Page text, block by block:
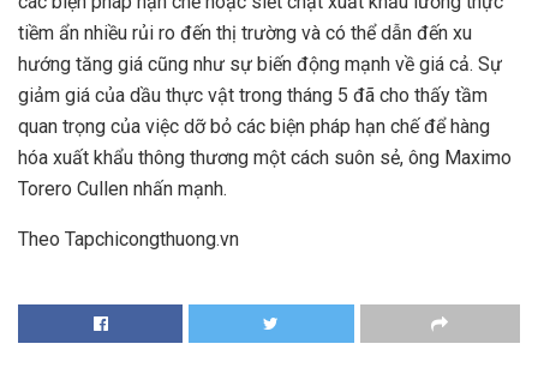
tiềm ẩn nhiều rủi ro đến thị trường và có thể dẫn đến xu
hướng tăng giá cũng như sự biến động mạnh về giá cả. Sự
giảm giá của dầu thực vật trong tháng 5 đã cho thấy tầm
quan trọng của việc dỡ bỏ các biện pháp hạn chế để hàng
hóa xuất khẩu thông thương một cách suôn sẻ, ông Maximo
Torero Cullen nhấn mạnh.
Theo Tapchicongthuong.vn